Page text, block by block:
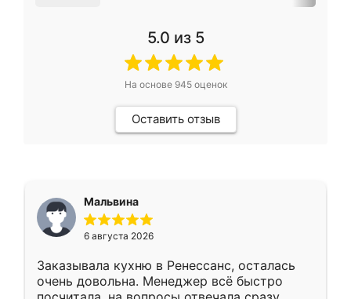
5.0 из 5
На основе 945оценок
Оставить отзыв
Мальвина
6 августа 2026
Заказывала кухню в Ренессанс, осталась
очень довольна. Менеджер всё быстро